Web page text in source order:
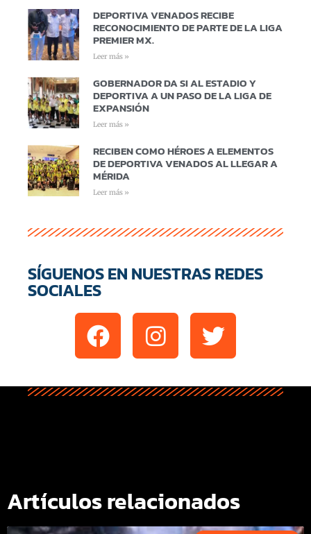
DEPORTIVA VENADOS RECIBE
RECONOCIMIENTO DE PARTE DE LA LIGA
PREMIER MX.
Leer más »
GOBERNADOR DA SI AL ESTADIO Y
DEPORTIVA A UN PASO DE LA LIGA DE
EXPANSIÓN
Leer más »
RECIBEN COMO HÉROES A ELEMENTOS
DE DEPORTIVA VENADOS AL LLEGAR A
MÉRIDA
Leer más »
SÍGUENOS EN NUESTRAS REDES
SOCIALES
Artículos relacionados